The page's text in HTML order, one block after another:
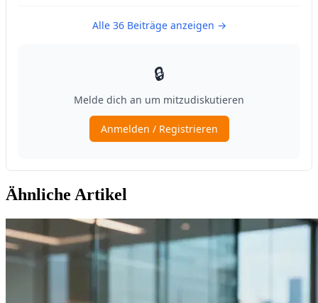
Ähnliche Artikel